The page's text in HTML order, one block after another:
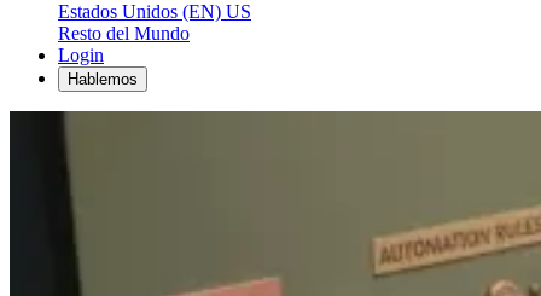
Estados Unidos (EN) US
Resto del Mundo
Login
Hablemos